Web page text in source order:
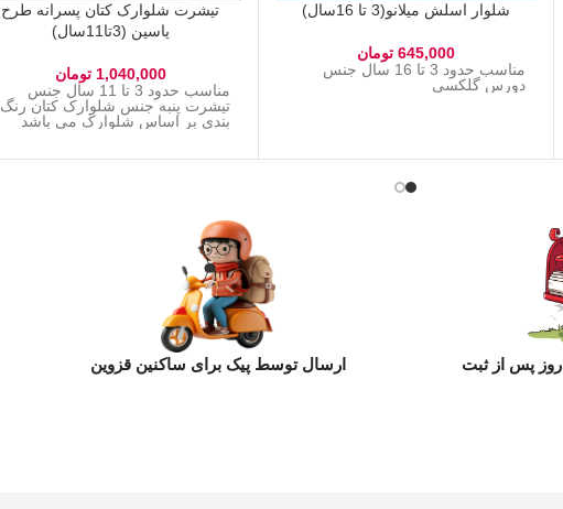
شلوار اسلش میلانو(3 تا 16سال)
645,000 تومان
مناسب حدود 3 تا 16 سال جنس
دورس گلکسی
تیشرت شلوارک کتان پسرانه طرح
یاسین (3تا11سال)
1,040,000 تومان
مناسب حدود 3 تا 11 سال جنس
تیشرت پنبه جنس شلوارک کتان رنگ
بندی بر اساس شلوارک می باشد
ارسال با پست پیشتاز 2 روز پس از ثبت
ارسال توسط پیک برای ساکنین قزوین